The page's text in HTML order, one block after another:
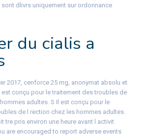
dlivrs uniquement sur ordonnance
du cialis a
2017, cenforce 25 mg, anonymat absolu et
est conçu pour le traitement des troubles de
hommes adultes. S Il est conçu pour le
de l rection chez les hommes adultes.
tre pris environ une heure avant l activit
are encouraged to report adverse events